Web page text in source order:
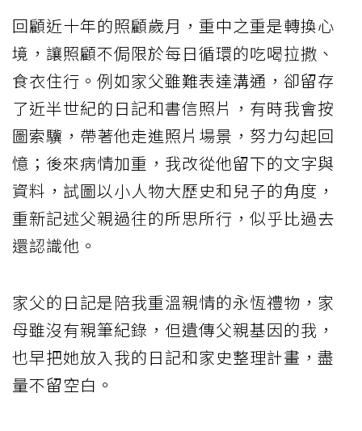
回顧近十年的照顧歲月，重中之重是轉換心
境，讓照顧不侷限於每日循環的吃喝拉撒、
食衣住行。例如家父雖難表達溝通，卻留存
了近半世紀的日記和書信照片，有時我會按
圖索驥，帶著他走進照片場景，努力勾起回
憶；後來病情加重，我改從他留下的文字與
資料，試圖以小人物大歷史和兒子的角度，
重新記述父親過往的所思所行，似乎比過去
還認識他。
家父的日記是陪我重溫親情的永恆禮物，家
母雖沒有親筆紀錄，但遺傳父親基因的我，
也早把她放入我的日記和家史整理計畫，盡
量不留空白。